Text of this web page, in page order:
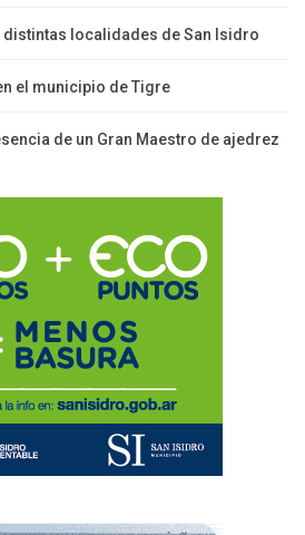
distintas localidades de San Isidro
el municipio de Tigre
de un Gran Maestro de ajedrez